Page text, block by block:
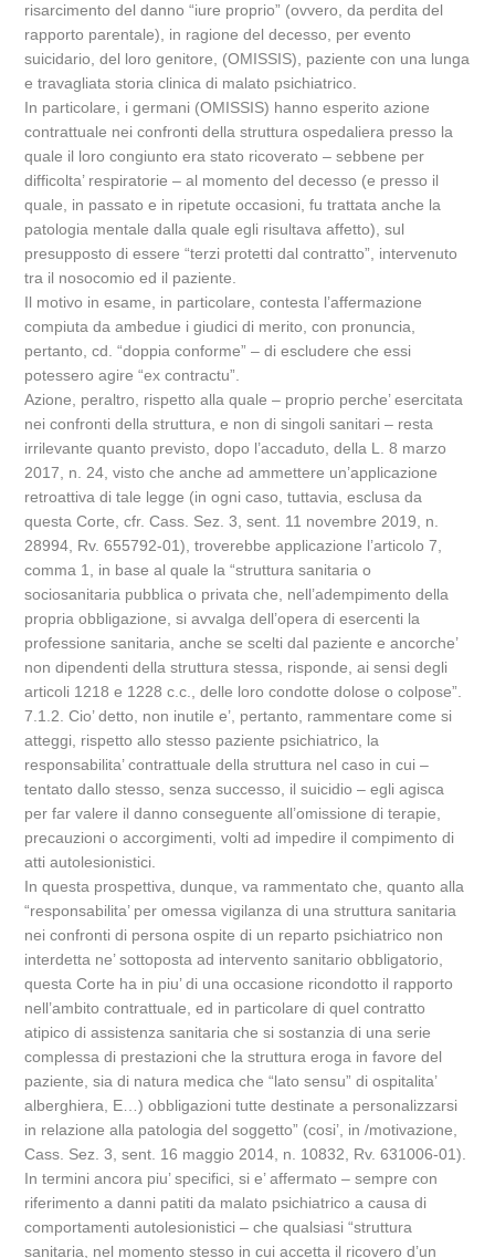
risarcimento del danno “iure proprio” (ovvero, da perdita del
rapporto parentale), in ragione del decesso, per evento
suicidario, del loro genitore, (OMISSIS), paziente con una lunga
e travagliata storia clinica di malato psichiatrico.
In particolare, i germani (OMISSIS) hanno esperito azione
contrattuale nei confronti della struttura ospedaliera presso la
quale il loro congiunto era stato ricoverato – sebbene per
difficolta’ respiratorie – al momento del decesso (e presso il
quale, in passato e in ripetute occasioni, fu trattata anche la
patologia mentale dalla quale egli risultava affetto), sul
presupposto di essere “terzi protetti dal contratto”, intervenuto
tra il nosocomio ed il paziente.
Il motivo in esame, in particolare, contesta l’affermazione
compiuta da ambedue i giudici di merito, con pronuncia,
pertanto, cd. “doppia conforme” – di escludere che essi
potessero agire “ex contractu”.
Azione, peraltro, rispetto alla quale – proprio perche’ esercitata
nei confronti della struttura, e non di singoli sanitari – resta
irrilevante quanto previsto, dopo l’accaduto, della L. 8 marzo
2017, n. 24, visto che anche ad ammettere un’applicazione
retroattiva di tale legge (in ogni caso, tuttavia, esclusa da
questa Corte, cfr. Cass. Sez. 3, sent. 11 novembre 2019, n.
28994, Rv. 655792-01), troverebbe applicazione l’articolo 7,
comma 1, in base al quale la “struttura sanitaria o
sociosanitaria pubblica o privata che, nell’adempimento della
propria obbligazione, si avvalga dell’opera di esercenti la
professione sanitaria, anche se scelti dal paziente e ancorche’
non dipendenti della struttura stessa, risponde, ai sensi degli
articoli 1218 e 1228 c.c., delle loro condotte dolose o colpose”.
7.1.2. Cio’ detto, non inutile e’, pertanto, rammentare come si
atteggi, rispetto allo stesso paziente psichiatrico, la
responsabilita’ contrattuale della struttura nel caso in cui –
tentato dallo stesso, senza successo, il suicidio – egli agisca
per far valere il danno conseguente all’omissione di terapie,
precauzioni o accorgimenti, volti ad impedire il compimento di
atti autolesionistici.
In questa prospettiva, dunque, va rammentato che, quanto alla
“responsabilita’ per omessa vigilanza di una struttura sanitaria
nei confronti di persona ospite di un reparto psichiatrico non
interdetta ne’ sottoposta ad intervento sanitario obbligatorio,
questa Corte ha in piu’ di una occasione ricondotto il rapporto
nell’ambito contrattuale, ed in particolare di quel contratto
atipico di assistenza sanitaria che si sostanzia di una serie
complessa di prestazioni che la struttura eroga in favore del
paziente, sia di natura medica che “lato sensu” di ospitalita’
alberghiera, E…) obbligazioni tutte destinate a personalizzarsi
in relazione alla patologia del soggetto” (cosi’, in /motivazione,
Cass. Sez. 3, sent. 16 maggio 2014, n. 10832, Rv. 631006-01).
In termini ancora piu’ specifici, si e’ affermato – sempre con
riferimento a danni patiti da malato psichiatrico a causa di
comportamenti autolesionistici – che qualsiasi “struttura
sanitaria, nel momento stesso in cui accetta il ricovero d’un